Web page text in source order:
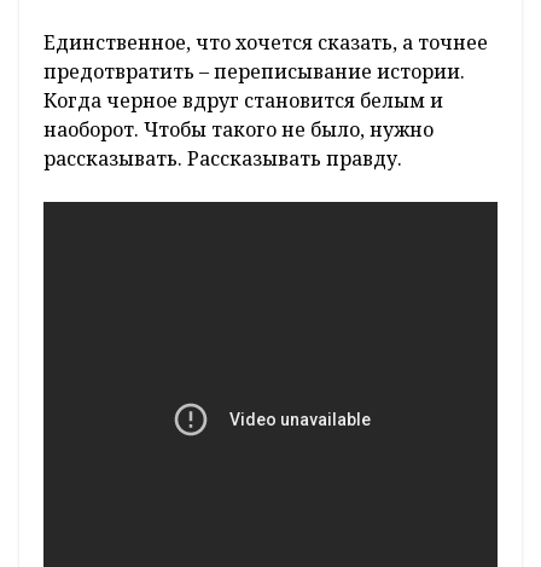
Единственное, что хочется сказать, а точнее
предотвратить – переписывание истории.
Когда черное вдруг становится белым и
наоборот. Чтобы такого не было, нужно
рассказывать. Рассказывать правду.